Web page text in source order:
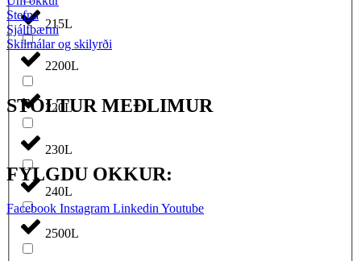
215L
2200L
220L
230L
240L
2500L
Stefna
Sjálfbærni
Skilmálar og skilyrði
STOLTUR MEÐLIMUR
FYLGDU OKKUR:
Facebook Instagram Linkedin Youtube